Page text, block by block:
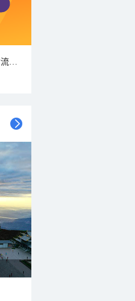
中央气象台8月8日06时继续发布强对流天气蓝色预警